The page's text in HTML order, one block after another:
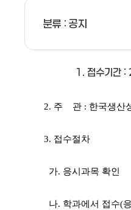
분류 : 공지
1. 접수기간
2. 주 관 : 한국생산
3. 접수절차
가. 응시과목 확인
나. 학과에서 접수(